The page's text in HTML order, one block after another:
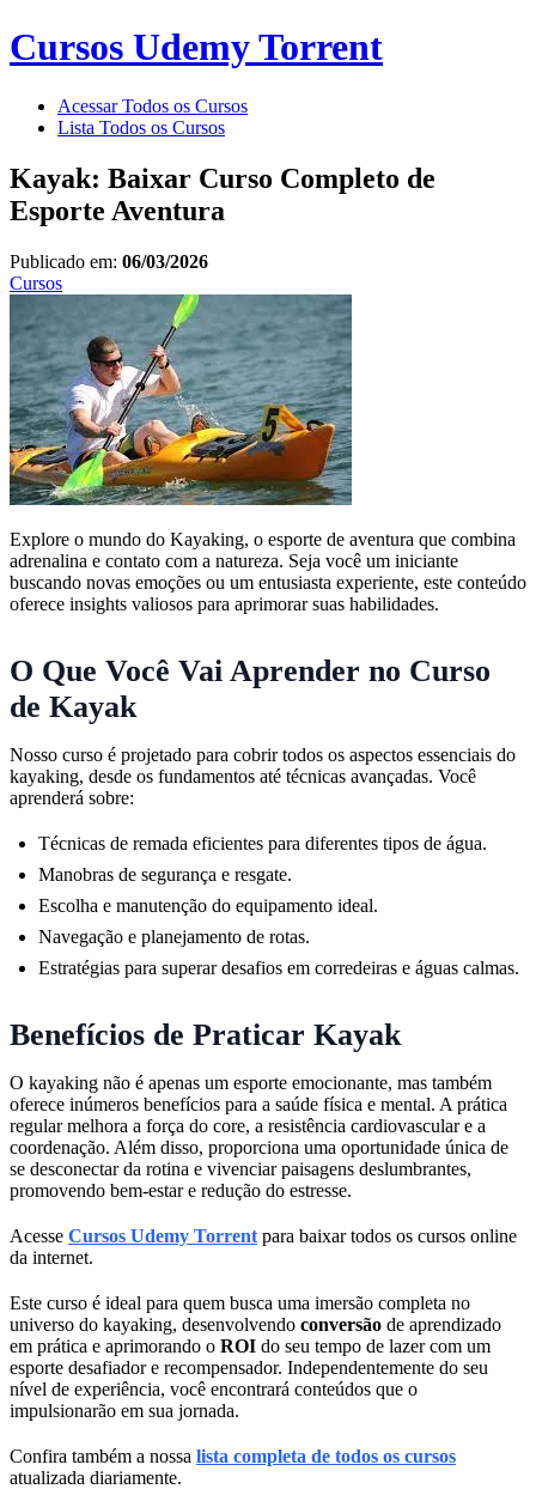
Cursos Udemy Torrent
Acessar Todos os Cursos
Lista Todos os Cursos
Kayak: Baixar Curso Completo de
Esporte Aventura
Publicado em: 06/03/2026
Cursos
Explore o mundo do Kayaking, o esporte de aventura que combina
adrenalina e contato com a natureza. Seja você um iniciante
buscando novas emoções ou um entusiasta experiente, este conteúdo
oferece insights valiosos para aprimorar suas habilidades.
O Que Você Vai Aprender no Curso
de Kayak
Nosso curso é projetado para cobrir todos os aspectos essenciais do
kayaking, desde os fundamentos até técnicas avançadas. Você
aprenderá sobre:
Técnicas de remada eficientes para diferentes tipos de água.
Manobras de segurança e resgate.
Escolha e manutenção do equipamento ideal.
Navegação e planejamento de rotas.
Estratégias para superar desafios em corredeiras e águas calmas.
Benefícios de Praticar Kayak
O kayaking não é apenas um esporte emocionante, mas também
oferece inúmeros benefícios para a saúde física e mental. A prática
regular melhora a força do core, a resistência cardiovascular e a
coordenação. Além disso, proporciona uma oportunidade única de
se desconectar da rotina e vivenciar paisagens deslumbrantes,
promovendo bem-estar e redução do estresse.
Acesse Cursos Udemy Torrent para baixar todos os cursos online
da internet.
Este curso é ideal para quem busca uma imersão completa no
universo do kayaking, desenvolvendo conversão de aprendizado
em prática e aprimorando o ROI do seu tempo de lazer com um
esporte desafiador e recompensador. Independentemente do seu
nível de experiência, você encontrará conteúdos que o
impulsionarão em sua jornada.
Confira também a nossa lista completa de todos os cursos
atualizada diariamente.